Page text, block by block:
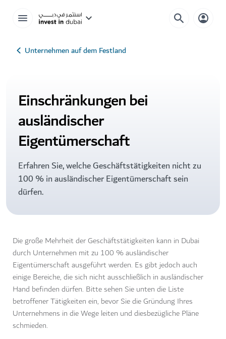
Unternehmen auf dem Festland
Einschränkungen bei
ausländischer
Eigentümerschaft
Erfahren Sie, welche Geschäftstätigkeiten nicht zu
100 % in ausländischer Eigentümerschaft sein
dürfen.
Die große Mehrheit der Geschäftstätigkeiten kann in Dubai
durch Unternehmen mit zu 100 % ausländischer
Eigentümerschaft ausgeführt werden. Es gibt jedoch auch
einige Bereiche, die sich nicht ausschließlich in ausländischer
Hand befinden dürfen. Bitte sehen Sie unten die Liste
betroffener Tätigkeiten ein, bevor Sie die Gründung Ihres
Unternehmens in die Wege leiten und diesbezügliche Pläne
schmieden.